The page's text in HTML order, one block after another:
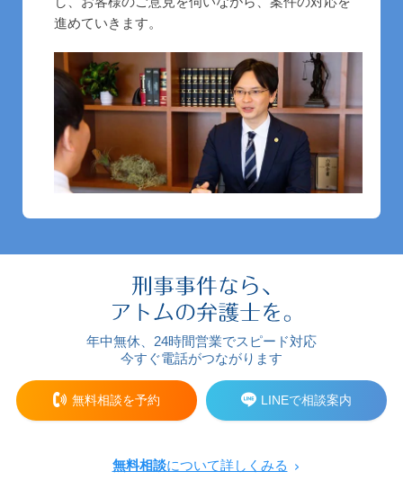
進めていきます。
年中無休、24時間営業でスピード対応
今すぐ電話がつながります
無料相談を予約 LINEで相談案内
無料相談について詳しくみる